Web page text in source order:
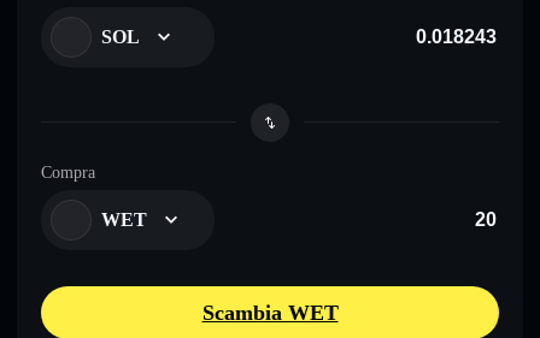
SOL
Compra
WET
Scambia WET